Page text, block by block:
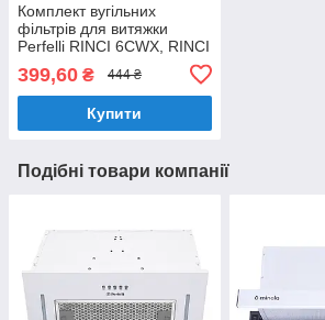
Комплект вугільних
фільтрів для витяжки
Perfelli RINCI 6CWX, RINCI
6CWB, TL 6622 (Арт. 0075)
399,60 ₴ 444 ₴
Купити
Подібні товари компанії